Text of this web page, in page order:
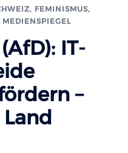
, FEMINISMUS,
MEDIENSPIEGEL
IT-
–